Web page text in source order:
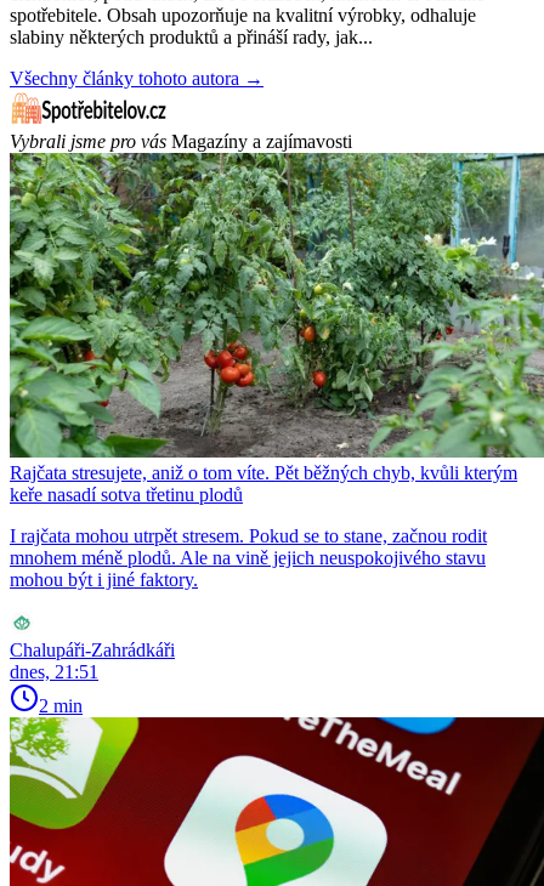
spotřebitele. Obsah upozorňuje na kvalitní výrobky, odhaluje
slabiny některých produktů a přináší rady, jak...
Všechny články tohoto autora →
Vybrali jsme pro vás Magazíny a zajímavosti
Rajčata stresujete, aniž o tom víte. Pět běžných chyb, kvůli kterým
keře nasadí sotva třetinu plodů
I rajčata mohou utrpět stresem. Pokud se to stane, začnou rodit
mnohem méně plodů. Ale na vině jejich neuspokojivého stavu
mohou být i jiné faktory.
Chalupáři-Zahrádkáři
dnes, 21:51
2 min